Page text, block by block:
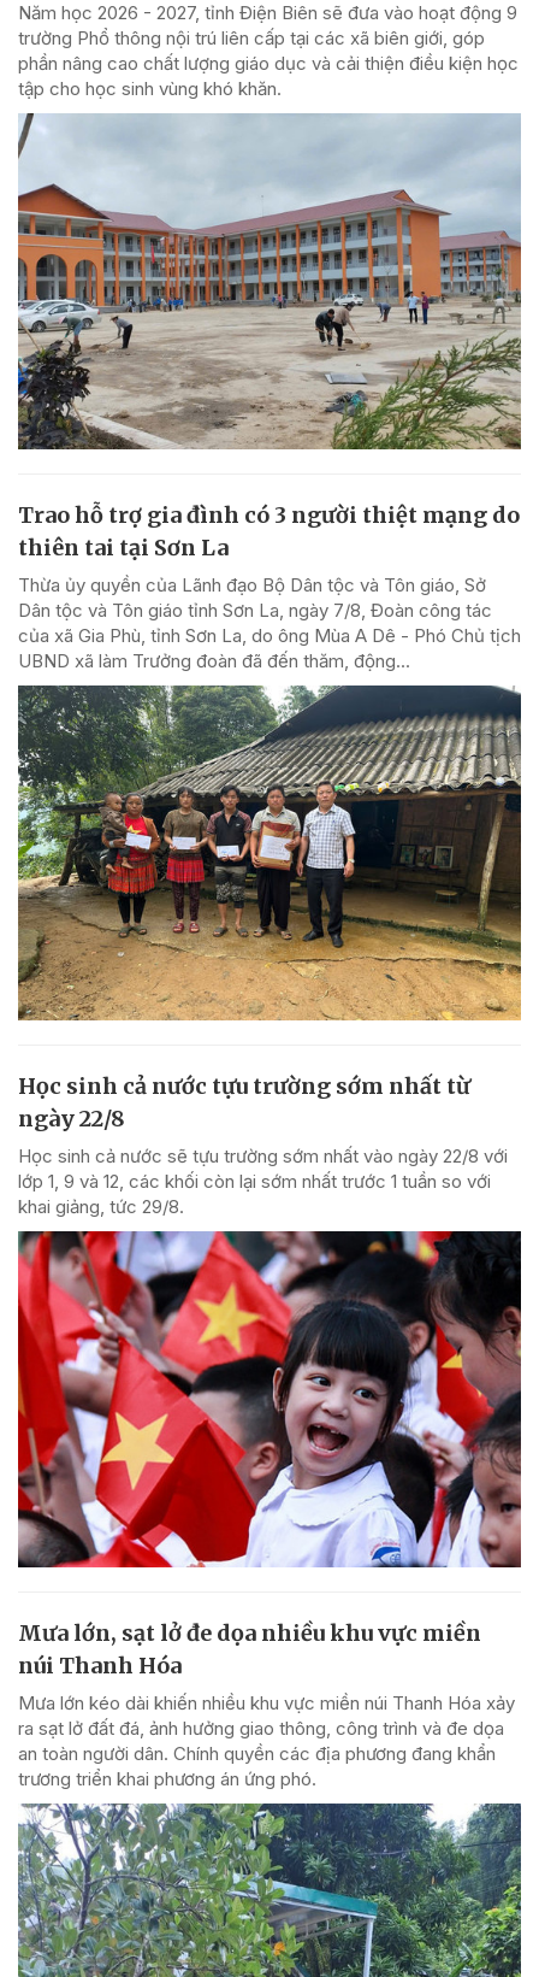
Năm học 2026 - 2027, tỉnh Điện Biên sẽ đưa vào hoạt động 9
trường Phổ thông nội trú liên cấp tại các xã biên giới, góp
phần nâng cao chất lượng giáo dục và cải thiện điều kiện học
tập cho học sinh vùng khó khăn.
Trao hỗ trợ gia đình có 3 người thiệt mạng do
thiên tai tại Sơn La
Thừa ủy quyền của Lãnh đạo Bộ Dân tộc và Tôn giáo, Sở
Dân tộc và Tôn giáo tỉnh Sơn La, ngày 7/8, Đoàn công tác
của xã Gia Phù, tỉnh Sơn La, do ông Mùa A Dê - Phó Chủ tịch
UBND xã làm Trưởng đoàn đã đến thăm, động...
Học sinh cả nước tựu trường sớm nhất từ
ngày 22/8
Học sinh cả nước sẽ tựu trường sớm nhất vào ngày 22/8 với
lớp 1, 9 và 12, các khối còn lại sớm nhất trước 1 tuần so với
khai giảng, tức 29/8.
Mưa lớn, sạt lở đe dọa nhiều khu vực miền
núi Thanh Hóa
Mưa lớn kéo dài khiến nhiều khu vực miền núi Thanh Hóa xảy
ra sạt lở đất đá, ảnh hưởng giao thông, công trình và đe dọa
an toàn người dân. Chính quyền các địa phương đang khẩn
trương triển khai phương án ứng phó.